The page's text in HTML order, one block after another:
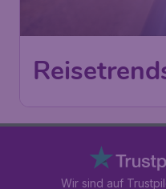
Wir sind auf